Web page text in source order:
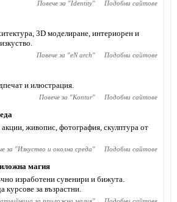
Повече за "Identity" Подобни сайтове
3D моделиране, интериорен и
Повече за "eN arch" Подобни сайтове
и илюстрация.
Повече за "Kontur" Подобни сайтове
живопис, фотография, скулптура от
за "Изкуство и околна среда" Подобни сайтове
магия
изработени сувенири и бижута.
курсове за възрастни.